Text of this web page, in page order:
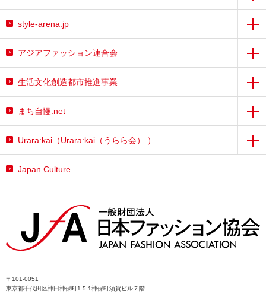
style-arena.jp
アジアファッション連合会
生活文化創造都市推進事業
まち自慢.net
Urara:kai（Urara:kai（うらら会） ）
Japan Culture
〒101-0051
東京都千代田区神田神保町1-5-1神保町須賀ビル７階